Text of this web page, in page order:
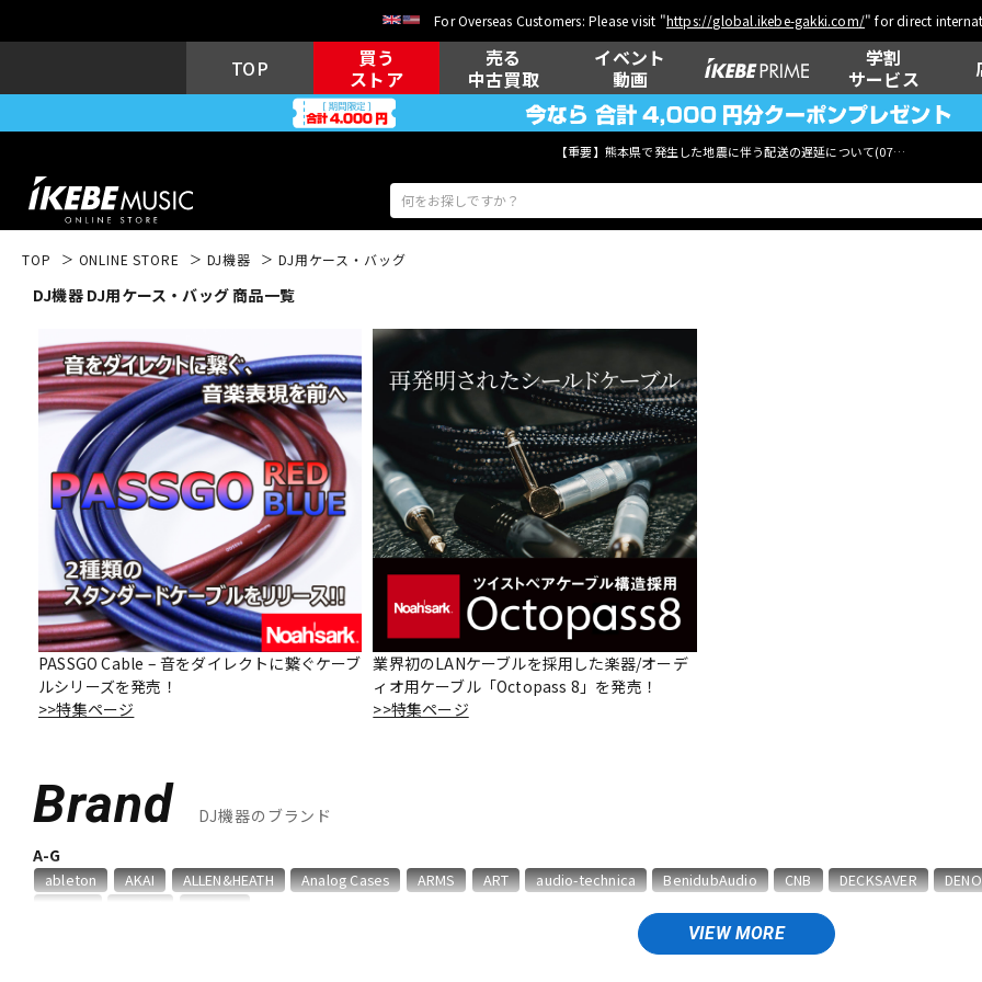
For Overseas Customers: Please visit "https://global.ikebe-gakki.com/" for direct
TOP
買う
ストア
売る
中古買取
イベント
動画
学割
サービス
【重要】熊本県で発生した地震に伴う配送の遅延について(07月29日
エレキギター アコ
キーボード 電子ピアノ 管楽器
DJ機器 DTM DTM オンラ
イン納品
中古 ヴィンテージ
TOP ONLINE STORE DJ機器 DJ用ケース・バッグ
DJ機器 DJ用ケース・バッグ 商品一覧
PASSGO Cable – 音をダイレクトに繋ぐケーブ
ルシリーズを発売！
>>特集ページ
業界初のLANケーブルを採用した楽器/オーデ
ィオ用ケーブル「Octopass 8」を発売！
>>特集ページ
Brand DJ機器のブランド
VIEW MORE
A-G
ableton AKAI ALLEN&HEATH Analog Cases ARMS ART audio-technica BenidubAudio CNB DECKSAVER
MUSIC NOMAD NAGAOKA Native Instruments